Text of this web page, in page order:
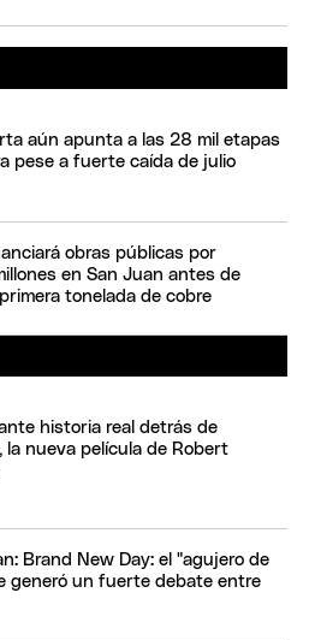
aún apunta a las 28 mil etapas
pese a fuerte caída de julio
obras públicas por
en San Juan antes de
tonelada de cobre
historia real detrás de
la nueva película de Robert
Brand New Day: el "agujero de
generó un fuerte debate entre